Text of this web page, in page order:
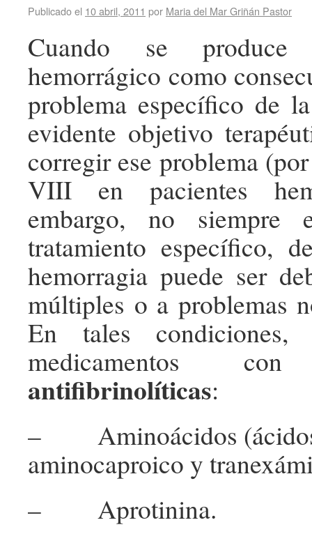
Publicado el 10 abril, 2011 por Maria del Mar Griñán Pastor
Cuando se
hemorrágico como
problema específico de
evidente objetivo
corregir ese problema
VIII en pacientes
embargo, no siempre
tratamiento específico,
hemorragia puede ser
múltiples o a problemas
En tales
medicamentos con
antifibrinolíticas:
– Aminoácidos
aminocaproico y
– Aprotinina.